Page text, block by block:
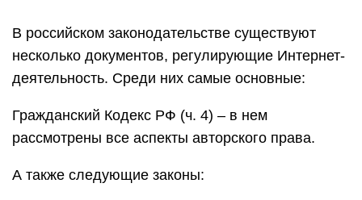
В российском законодательстве существуют
несколько документов, регулирующие Интернет-
деятельность. Среди них самые основные:
Гражданский Кодекс РФ (ч. 4) – в нем
рассмотрены все аспекты авторского права.
А также следующие законы: